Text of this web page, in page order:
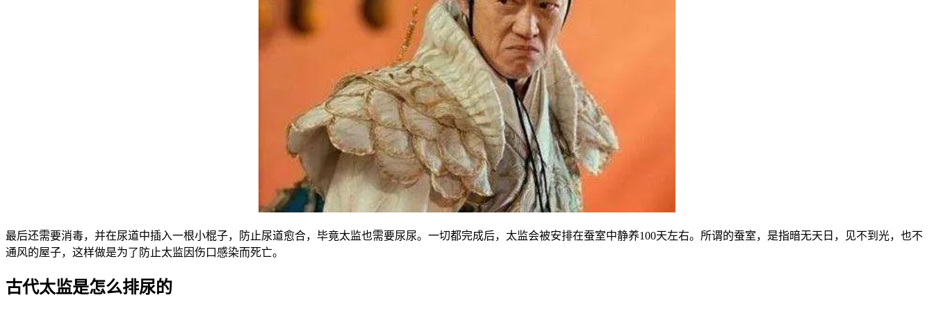
最后还需要消毒，并在尿道中插入一根小棍子，防止尿道愈合，毕竟太监也需要尿尿。一切都完成后，太监会被安排在蚕室中静养100天左右。所谓的蚕室，是指暗无天日，见不到光，也不
通风的屋子，这样做是为了防止太监因伤口感染而死亡。
古代太监是怎么排尿的